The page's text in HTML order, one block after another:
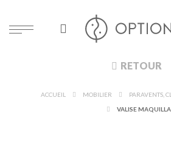
RETOUR
ACCUEIL MOBILIER
VALISE